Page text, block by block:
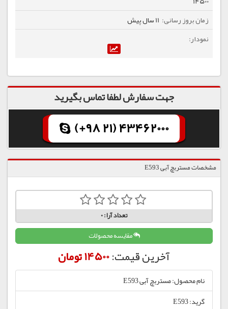
11 سال پیش
جهت سفارش لطفا تماس بگیرید
(+98 21) 43462000
مشخصات مستربچ آبی E593
تعداد آرا:0
مقایسه محصولات
آخرین قیمت:14500 تومان
نام محصول: مستربچ آبی E593
گرید: E593